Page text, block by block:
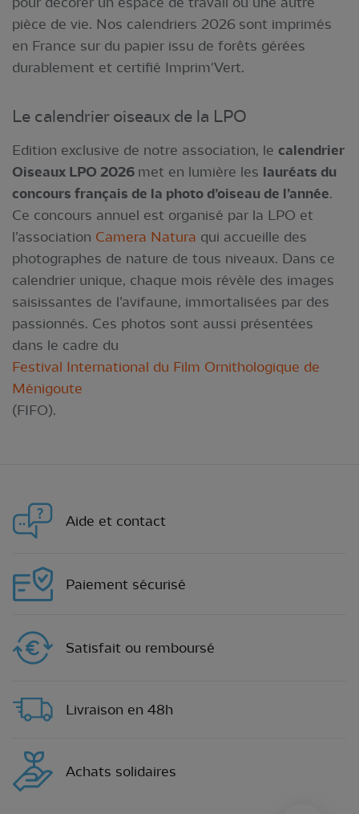
pièce de vie. Nos calendriers 2026 sont imprimés
en France sur du papier issu de forêts gérées
durablement et certifié Imprim'Vert.
Le calendrier oiseaux de la LPO
Edition exclusive de notre association, le calendrier
Oiseaux LPO 2026 met en lumière les lauréats du
concours français de la photo d’oiseau de l’année.
Ce concours annuel est organisé par la LPO et
l’association Camera Natura qui accueille des
photographes de nature de tous niveaux. Dans ce
calendrier unique, chaque mois révèle des images
saisissantes de l’avifaune, immortalisées par des
passionnés. Ces photos sont aussi présentées
dans le cadre du
Festival International du Film Ornithologique de
Ménigoute
(FIFO).
Aide et contact
Paiement sécurisé
Satisfait ou remboursé
Livraison en 48h
Achats solidaires